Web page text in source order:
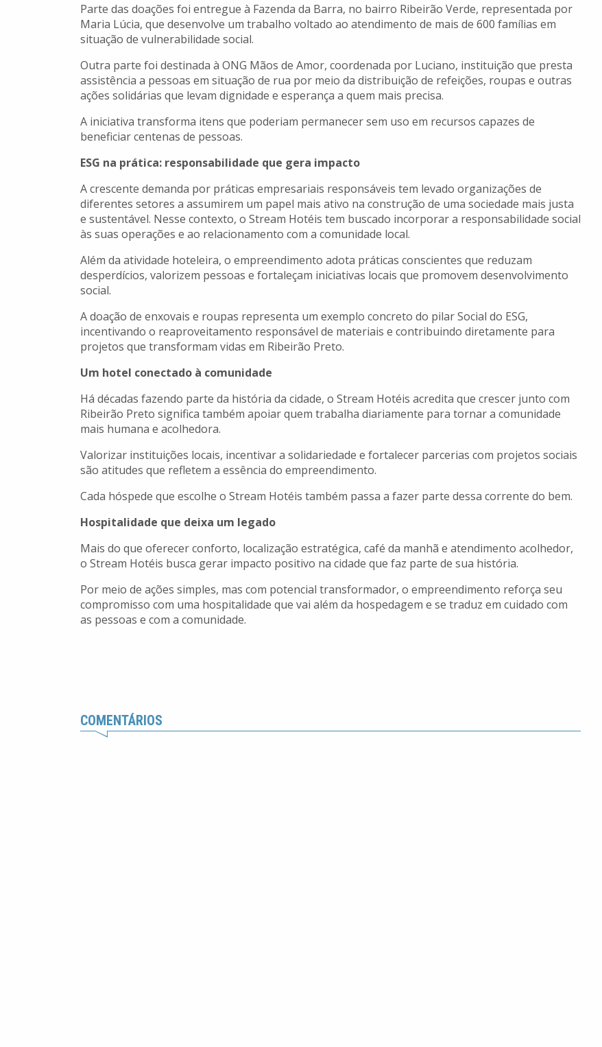
Parte das doações foi entregue à Fazenda da Barra, no bairro Ribeirão Verde, representada por
Maria Lúcia, que desenvolve um trabalho voltado ao atendimento de mais de 600 famílias em
situação de vulnerabilidade social.
Outra parte foi destinada à ONG Mãos de Amor, coordenada por Luciano, instituição que presta
assistência a pessoas em situação de rua por meio da distribuição de refeições, roupas e outras
ações solidárias que levam dignidade e esperança a quem mais precisa.
A iniciativa transforma itens que poderiam permanecer sem uso em recursos capazes de
beneficiar centenas de pessoas.
ESG na prática: responsabilidade que gera impacto
A crescente demanda por práticas empresariais responsáveis tem levado organizações de
diferentes setores a assumirem um papel mais ativo na construção de uma sociedade mais justa
e sustentável. Nesse contexto, o Stream Hotéis tem buscado incorporar a responsabilidade social
às suas operações e ao relacionamento com a comunidade local.
Além da atividade hoteleira, o empreendimento adota práticas conscientes que reduzam
desperdícios, valorizem pessoas e fortaleçam iniciativas locais que promovem desenvolvimento
social.
A doação de enxovais e roupas representa um exemplo concreto do pilar Social do ESG,
incentivando o reaproveitamento responsável de materiais e contribuindo diretamente para
projetos que transformam vidas em Ribeirão Preto.
Um hotel conectado à comunidade
Há décadas fazendo parte da história da cidade, o Stream Hotéis acredita que crescer junto com
Ribeirão Preto significa também apoiar quem trabalha diariamente para tornar a comunidade
mais humana e acolhedora.
Valorizar instituições locais, incentivar a solidariedade e fortalecer parcerias com projetos sociais
são atitudes que refletem a essência do empreendimento.
Cada hóspede que escolhe o Stream Hotéis também passa a fazer parte dessa corrente do bem.
Hospitalidade que deixa um legado
Mais do que oferecer conforto, localização estratégica, café da manhã e atendimento acolhedor,
o Stream Hotéis busca gerar impacto positivo na cidade que faz parte de sua história.
Por meio de ações simples, mas com potencial transformador, o empreendimento reforça seu
compromisso com uma hospitalidade que vai além da hospedagem e se traduz em cuidado com
as pessoas e com a comunidade.
COMENTÁRIOS